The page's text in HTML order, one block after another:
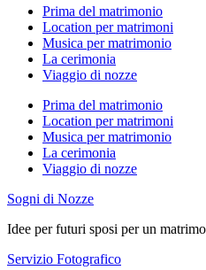
Prima del matrimonio
Location per matrimoni
Musica per matrimonio
La cerimonia
Viaggio di nozze
Prima del matrimonio
Location per matrimoni
Musica per matrimonio
La cerimonia
Viaggio di nozze
Sogni di Nozze
Idee per futuri sposi per un
Servizio Fotografico